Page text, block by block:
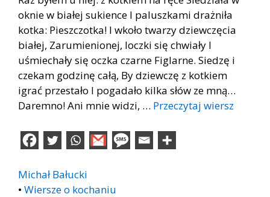
oknie w białej sukience I paluszkami drażniła
kotka: Pieszczotka! I wkoło twarzy dziewczęcia
białej, Zarumienionej, loczki się chwiały I
uśmiechały się oczka czarne Figlarne. Siedzę i
czekam godzinę całą, By dziewczę z kotkiem
igrać przestało l pogadało kilka słów ze mną…
Daremno! Ani mnie widzi, … Przeczytaj wiersz
Michał Bałucki
• Wiersze o kochaniu